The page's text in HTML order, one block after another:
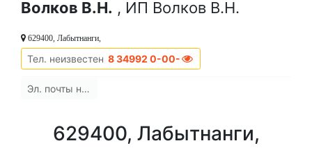
Волков В.Н. , ИП Волков В.Н.
629400, Лабытнанги,
Тел. неизвестен 8 34992 0-00-00
Эл. почты нет
629400, Лабытнанги,